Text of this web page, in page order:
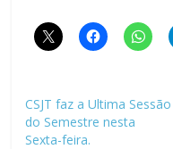
CSJT faz a Ultima Sessão
do Semestre nesta
Sexta-feira.